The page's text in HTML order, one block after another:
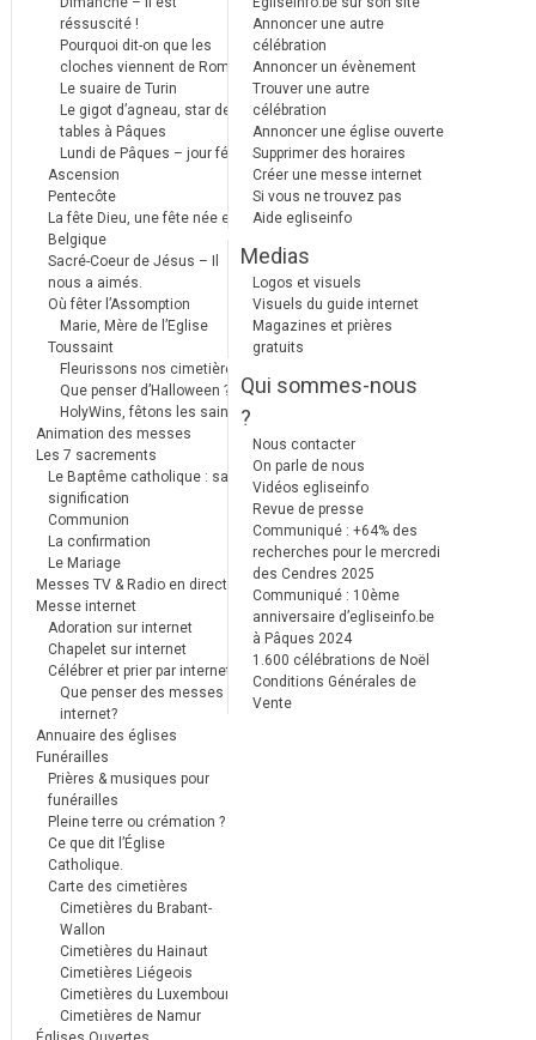
réssuscité !
Pourquoi dit-on que les
cloches viennent de Rome ?
Le suaire de Turin
Le gigot d’agneau, star des
tables à Pâques
Lundi de Pâques – jour férié
Ascension
Pentecôte
La fête Dieu, une fête née en
Belgique
Sacré-Coeur de Jésus – Il
nous a aimés.
Où fêter l’Assomption
Marie, Mère de l’Eglise
Toussaint
Fleurissons nos cimetières
Que penser d’Halloween ?
HolyWins, fêtons les saints !
Animation des messes
Les 7 sacrements
Le Baptême catholique : sa
signification
Communion
La confirmation
Le Mariage
Messes TV & Radio en direct
Messe internet
Adoration sur internet
Chapelet sur internet
Célébrer et prier par internet
Que penser des messes
internet?
Annuaire des églises
Funérailles
Prières & musiques pour
funérailles
Pleine terre ou crémation ?
Ce que dit l’Église
Catholique.
Carte des cimetières
Cimetières du Brabant-
Wallon
Cimetières du Hainaut
Cimetières Liégeois
Cimetières du Luxembourg
Cimetières de Namur
Annoncer une autre
célébration
Annoncer un évènement
Trouver une autre
célébration
Annoncer une église ouverte
Supprimer des horaires
Créer une messe internet
Si vous ne trouvez pas
Aide egliseinfo
Medias
Logos et visuels
Visuels du guide internet
Magazines et prières
gratuits
Qui sommes-nous
?
Nous contacter
On parle de nous
Vidéos egliseinfo
Revue de presse
Communiqué : +64% des
recherches pour le mercredi
des Cendres 2025
Communiqué : 10ème
anniversaire d’egliseinfo.be
à Pâques 2024
1.600 célébrations de Noël
Conditions Générales de
Vente